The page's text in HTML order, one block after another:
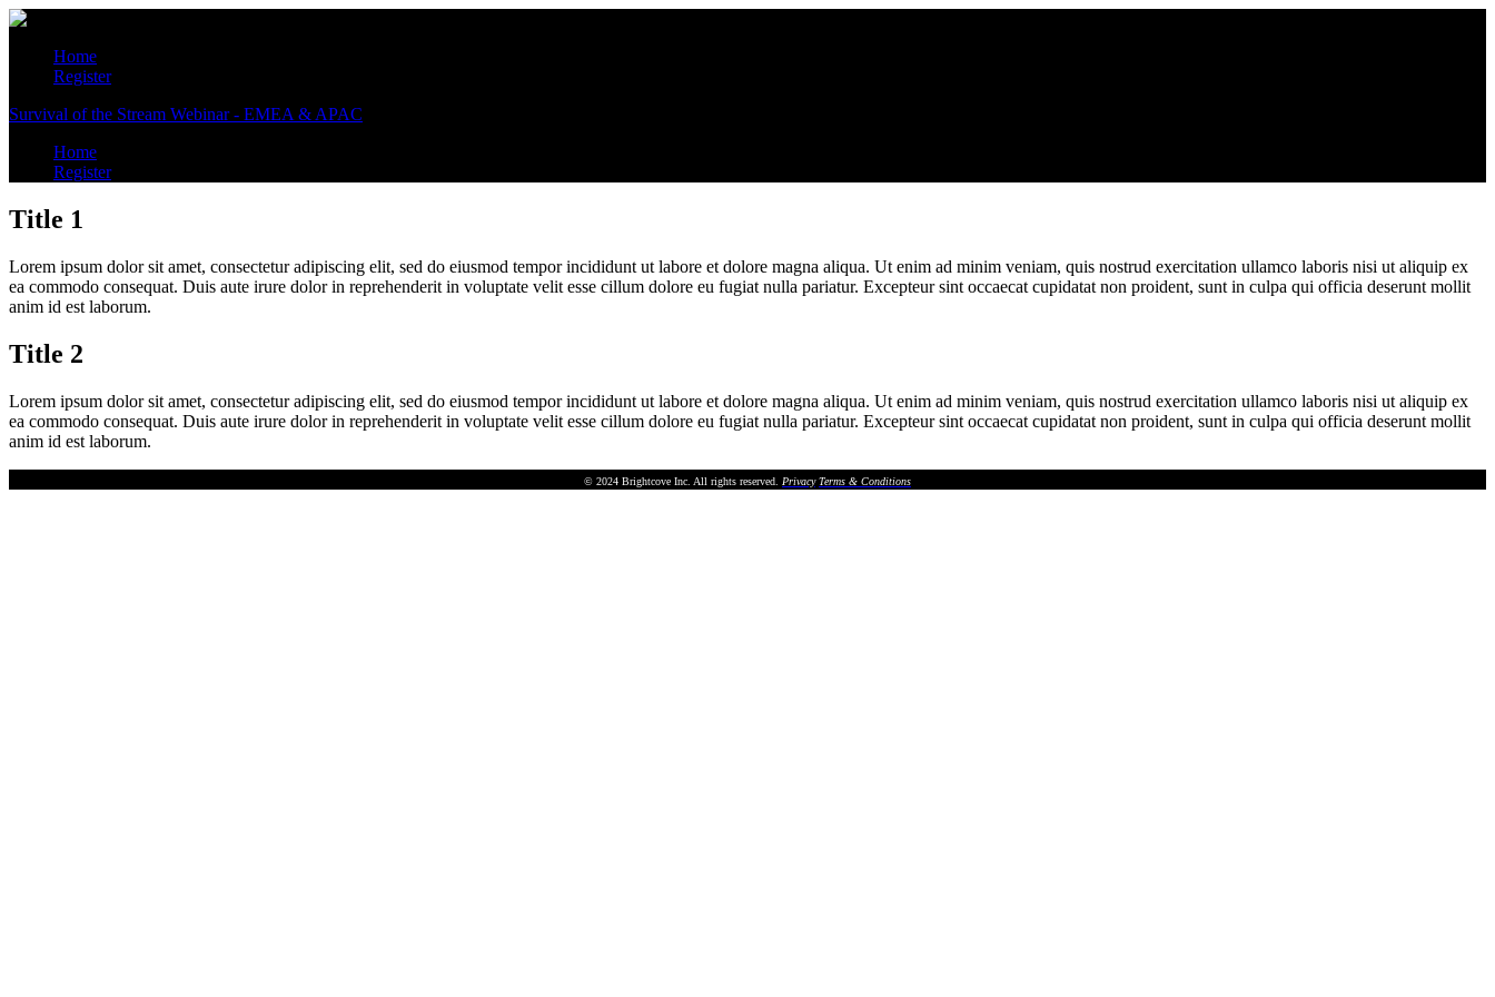
Home
Register
Survival of the Stream Webinar - EMEA & APAC
Home
Register
Title 1
Lorem ipsum dolor sit amet, consectetur adipiscing elit, sed do eiusmod tempor incididunt ut labore et dolore magna aliqua. Ut enim ad minim veniam, quis nostrud exercitation ullamco laboris nisi ut aliquip ex
ea commodo consequat. Duis aute irure dolor in reprehenderit in voluptate velit esse cillum dolore eu fugiat nulla pariatur. Excepteur sint occaecat cupidatat non proident, sunt in culpa qui officia deserunt mollit
anim id est laborum.
Title 2
Lorem ipsum dolor sit amet, consectetur adipiscing elit, sed do eiusmod tempor incididunt ut labore et dolore magna aliqua. Ut enim ad minim veniam, quis nostrud exercitation ullamco laboris nisi ut aliquip ex
ea commodo consequat. Duis aute irure dolor in reprehenderit in voluptate velit esse cillum dolore eu fugiat nulla pariatur. Excepteur sint occaecat cupidatat non proident, sunt in culpa qui officia deserunt mollit
anim id est laborum.
© 2024 Brightcove Inc. All rights reserved. Privacy Terms & Conditions